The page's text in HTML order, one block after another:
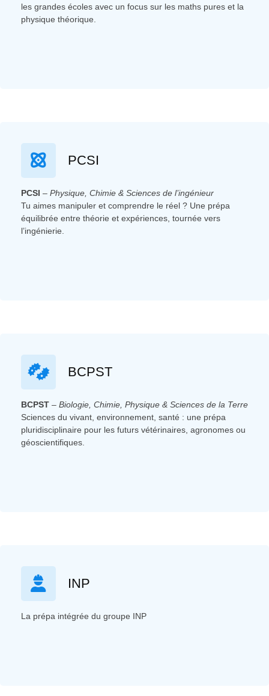
les grandes écoles avec un focus sur les maths pures et la
physique théorique.
PCSI
PCSI – Physique, Chimie & Sciences de l’ingénieur
Tu aimes manipuler et comprendre le réel ? Une prépa
équilibrée entre théorie et expériences, tournée vers
l’ingénierie.
BCPST
BCPST– Biologie, Chimie, Physique & Sciences de la Terre
Sciences du vivant, environnement, santé : une prépa
pluridisciplinaire pour les futurs vétérinaires, agronomes ou
géoscientifiques.
INP
La prépa intégrée du groupe INP